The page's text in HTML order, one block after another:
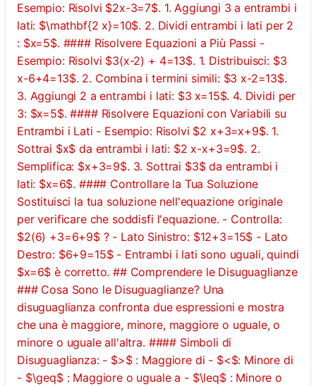
Esempio: Risolvi $2x-3=7$. 1. Aggiungi 3 a entrambi i
lati: $\mathbf{2 x}=10$. 2. Dividi entrambi i lati per 2
: $x=5$. #### Risolvere Equazioni a Più Passi -
Esempio: Risolvi $3(x-2) + 4=13$. 1. Distribuisci: $3
x-6+4=13$. 2. Combina i termini simili: $3 x-2=13$.
3. Aggiungi 2 a entrambi i lati: $3 x=15$. 4. Dividi per
3: $x=5$. #### Risolvere Equazioni con Variabili su
Entrambi i Lati - Esempio: Risolvi $2 x+3=x+9$. 1.
Sottrai $x$ da entrambi i lati: $2 x-x+3=9$. 2.
Semplifica: $x+3=9$. 3. Sottrai $3$ da entrambi i
lati: $x=6$. #### Controllare la Tua Soluzione
Sostituisci la tua soluzione nell'equazione originale
per verificare che soddisfi l'equazione. - Controlla:
$2(6) +3=6+9$ ? - Lato Sinistro: $12+3=15$ - Lato
Destro: $6+9=15$ - Entrambi i lati sono uguali, quindi
$x=6$ è corretto. ## Comprendere le Disuguaglianze
### Cosa Sono le Disuguaglianze? Una
disuguaglianza confronta due espressioni e mostra
che una è maggiore, minore, maggiore o uguale, o
minore o uguale all'altra. #### Simboli di
Disuguaglianza: - $>$ : Maggiore di - $<$: Minore di
- $\geq$ : Maggiore o uguale a - $\leq$ : Minore o